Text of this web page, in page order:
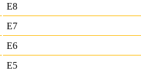
E8
E7
E6
E5